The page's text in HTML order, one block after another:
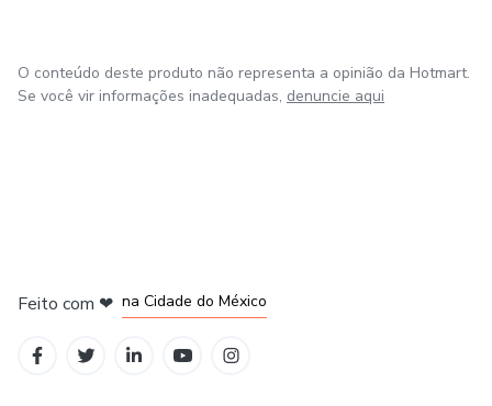
O conteúdo deste produto não representa a opinião da Hotmart.
Se você vir informações inadequadas, denuncie aqui
Feito com ❤ na Cidade do México